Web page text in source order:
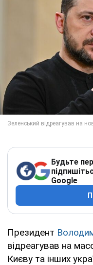
Будьте
Google
Президент
відреагував на
Києву та інших